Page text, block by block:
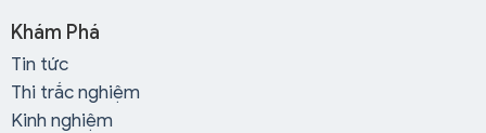
Khám Phá
Tin tức
Thi trắc nghiệm
Kinh nghiệm